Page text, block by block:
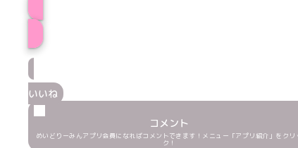
いいね
コメント
めいどりーみんアプリ会員になればコメントできます！メニュー「アプリ紹介」をクリ
ク！